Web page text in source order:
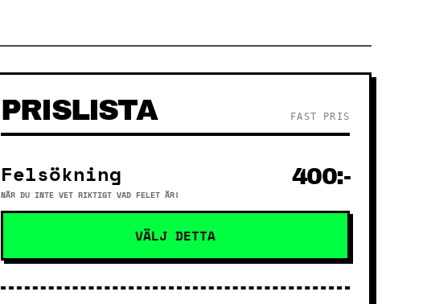
PRISLISTA FAST PRIS
Felsökning
NÄR DU INTE VET RIKTIGT VAD FELET ÄR!
400:-
VÄLJ DETTA